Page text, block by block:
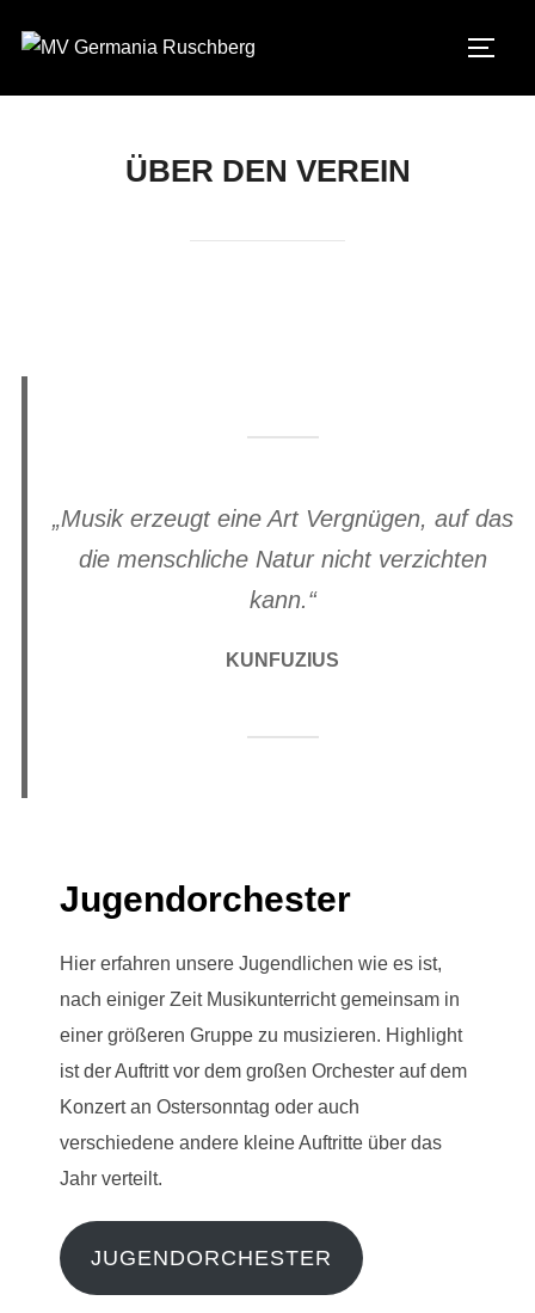
Inhalt
ÜBER DEN VEREIN
„Musik erzeugt eine Art Vergnügen, auf das
die menschliche Natur nicht verzichten
kann.“
KUNFUZIUS
Jugendorchester
Hier erfahren unsere Jugendlichen wie es ist,
nach einiger Zeit Musikunterricht gemeinsam in
einer größeren Gruppe zu musizieren. Highlight
ist der Auftritt vor dem großen Orchester auf dem
Konzert an Ostersonntag oder auch
verschiedene andere kleine Auftritte über das
Jahr verteilt.
JUGENDORCHESTER